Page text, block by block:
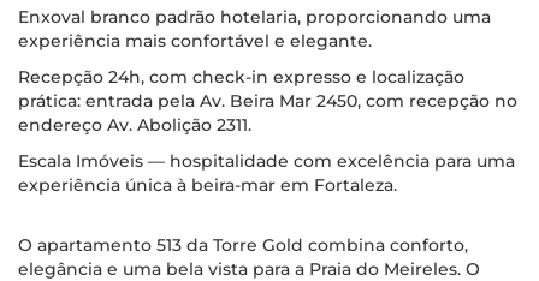
Enxoval branco padrão hotelaria, proporcionando uma
experiência mais confortável e elegante.
Recepção 24h, com check-in expresso e localização
prática: entrada pela Av. Beira Mar 2450, com recepção no
endereço Av. Abolição 2311.
Escala Imóveis — hospitalidade com excelência para uma
experiência única à beira-mar em Fortaleza.
O apartamento 513 da Torre Gold combina conforto,
elegância e uma bela vista para a Praia do Meireles. O